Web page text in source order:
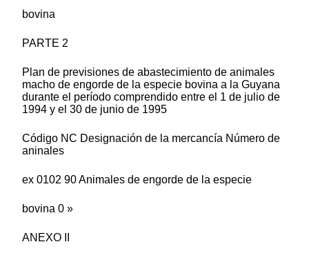
bovina
PARTE 2
Plan de previsiones de abastecimiento de animales
macho de engorde de la especie bovina a la Guyana
durante el período comprendido entre el 1 de julio de
1994 y el 30 de junio de 1995
Código NC Designación de la mercancía Número de
aninales
ex 0102 90 Animales de engorde de la especie
bovina 0 »
ANEXO II